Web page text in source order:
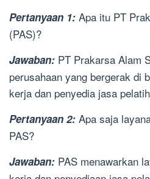
Pertanyaan 1: Apa itu PT
(PAS)?
Jawaban: PT Prakarsa Alam
perusahaan yang bergerak di
kerja dan penyedia jasa
Pertanyaan 2: Apa saja
PAS?
Jawaban: PAS menawarkan